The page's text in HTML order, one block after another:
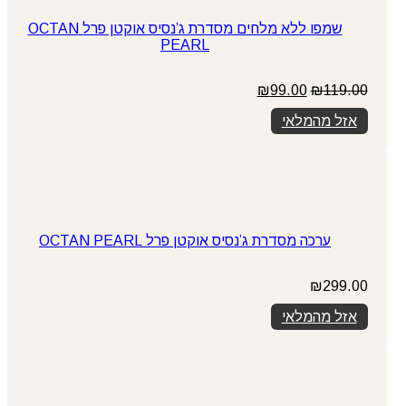
שמפו ללא מלחים מסדרת ג’נסיס אוקטן פרל OCTAN
PEARL
₪119.00
המחיר
המקורי
היה:
₪119.00.
₪99.00
אזל מהמלאי
ערכה מסדרת ג’נסיס אוקטן פרל OCTAN PEARL
₪299.00
אזל מהמלאי